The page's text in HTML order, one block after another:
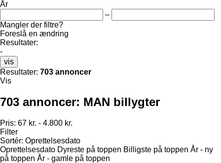
År
–
Mangler der filtre?
Foreslå en ændring
Resultater:
-
vis
Resultater: 703 annoncer
Vis
703 annoncer: MAN billygter
Pris: 67 kr. - 4.800 kr.
Filter
Sortér: Oprettelsesdato
Oprettelsesdato Dyreste på toppen Billigste på toppen År - ny
på toppen År - gamle på toppen